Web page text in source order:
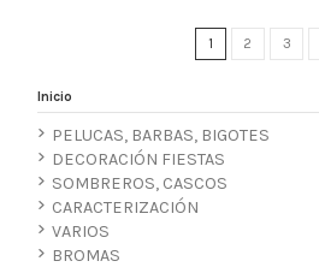
1 2 3
Inicio
PELUCAS, BARBAS, BIGOTES
DECORACIÓN FIESTAS
SOMBREROS, CASCOS
CARACTERIZACIÓN
VARIOS
BROMAS